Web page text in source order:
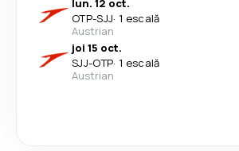
lun. 12 oct.
OTP-SJJ· 1 escală
Austrian
joi 15 oct.
SJJ-OTP· 1 escală
Austrian